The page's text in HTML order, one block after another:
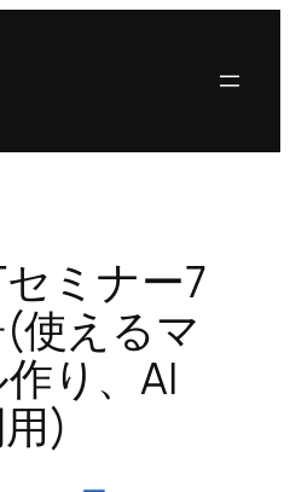
ミナー7
使えるマ
り、AI
)